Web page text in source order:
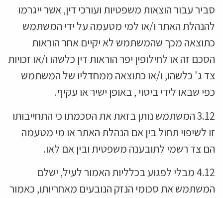
סביר עבור הוצאות משפטיות ועורכי דין, אשר ייגרמו
להנהלת האתר ו/או למי מטעמה על ידי המשתמש
כתוצאה מכך שהמשתמש לא יקיים אחר הוראות
הסכם זה או לחילופין יפר הוראות דין כלשהו ו/או זכויות
צד ג' כלשהו, ו/או כתוצאה ממחדליו של המשתמש
כפי שבאו לידי ביטוי , באופן ישיר או עקיף.
3.12 המשתמש נותן בזאת את הסכמתו כי התחייבותו
זו לשיפוי תחול בין אם הנהלת האתר או מי מטעמה
הם צד רשמי לתובענה משפטית ובין אם לאו.
4.12 מבלי לפגוע בכלליות האמור לעיל, ישלם
המשתמש את סכומי הנזק הנובעים מאחריותו, כאמור